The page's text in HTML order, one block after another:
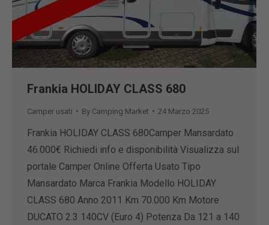
Frankia HOLIDAY CLASS 680
Camper usati By Camping Market 24 Marzo 2025
Frankia HOLIDAY CLASS 680Camper Mansardato
46.000€ Richiedi info e disponibilità Visualizza sul
portale Camper Online Offerta Usato Tipo
Mansardato Marca Frankia Modello HOLIDAY
CLASS 680 Anno 2011 Km 70.000 Km Motore
DUCATO 2.3 140CV (Euro 4) Potenza Da 121 a 140